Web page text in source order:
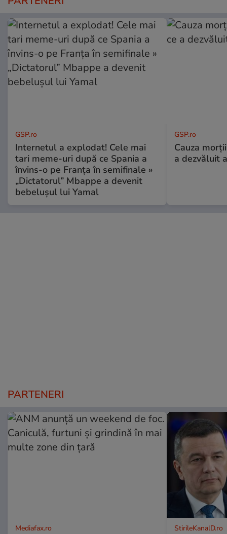
GSP.ro
Internetul a explodat! Cele mai
tari meme-uri după ce Spania a
învins-o pe Franța în semifinale »
„Dictatorul” Mbappe a devenit
bebelușul lui Yamal
GSP.ro
Cauza
a dezvăluit
PARTENERI
Mediafax.ro StirileKanalD.ro